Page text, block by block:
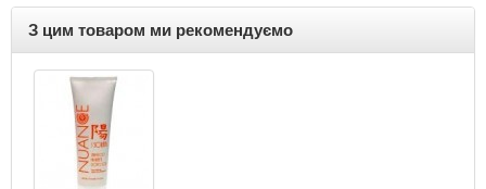
З цим товаром ми рекомендуємо